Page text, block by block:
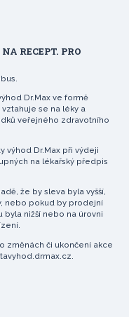
RECEPT. PRO
Dr.Max ve formě
se na léky a
veřejného zdravotního
výhod Dr.Max při výdeji
na lékařský předpis
že by sleva byla vyšší,
nebo pokud by prodejní
nižší nebo na úrovni
změnách či ukončení akce